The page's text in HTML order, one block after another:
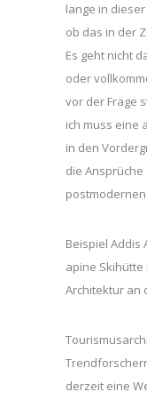
lange in dieser
ob das in der
Es geht nicht
oder
vor der Frage
ich muss eine
in den
die
Beispiel Addis
apine
Architektur an
derzeit eine